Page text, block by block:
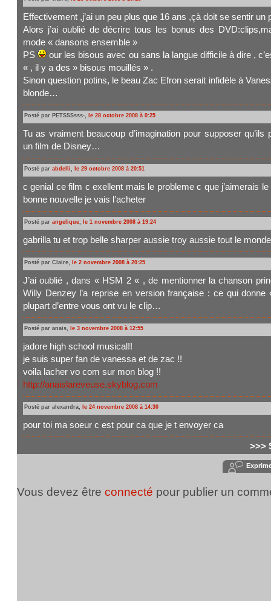
Effectivement ,j’ai un peu plus que 16 ans ,çà doit se sentir un
Alors j’ai oublié de décrire tous les bonus des
mode « dansons ensemble »
PS
our les bisous avec ou sans la langue difficile à dire ,
« , il y a des » bisous mouillés » .
Sinon question potins, le beau Zac Efron serait infidèle à
blonde…
Posté par PETSSSsss-, le 28 octobre 2008 à 0:25
Tu as vraiment beaucoup d’imagination pour supposer
un film de Disney…
Posté par abdelli, le 29 octobre 2008 à 20:51
c genial ce film c exellent mais le probleme c que j’aimerais
bonne nouvelle je vais l’acheter
Posté par angelique, le 1 novembre 2008 à 19:24
gabrilla tu et trop belle sharper aussie troy aussie tout le monde
Posté par Claire, le 2 novembre 2008 à 20:25
J’ai oublié , dans « HSM 2 « , de mentionner la chanson
Willy Denzey l’a reprise en version française : ce qui
plupart d’entre vous ont vu le clip…
Posté par anais, le 3 novembre 2008 à 12:55
jadore high school musical!!
je suis super fan de vanessa et de zac !!
voila lacher vo com sur mon blog !!
http://anaislareveuse.skyblog.com
Posté par alexandra, le 24 novembre 2008 à 14:30
pour toi ma soeur c est pour ca que je t envoyer ca
>>>
Vous devez être connecté pour publier un